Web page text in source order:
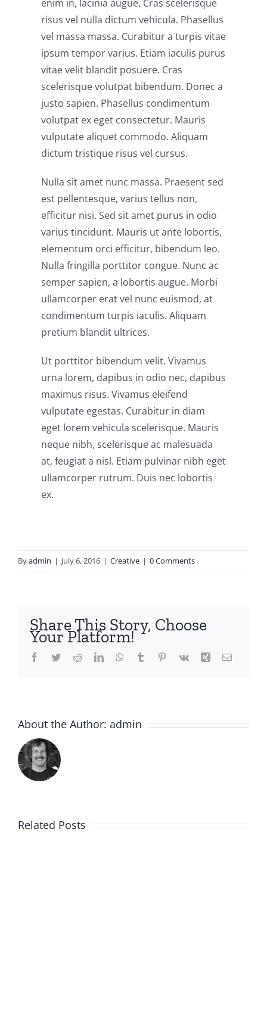
enim in, lacinia augue. Cras scelerisque
risus vel nulla dictum vehicula. Phasellus
vel massa massa. Curabitur a turpis vitae
ipsum tempor varius. Etiam iaculis purus
vitae velit blandit posuere. Cras
scelerisque volutpat bibendum. Donec a
justo sapien. Phasellus condimentum
volutpat ex eget consectetur. Mauris
vulputate aliquet commodo. Aliquam
dictum tristique risus vel cursus.
Nulla sit amet nunc massa. Praesent sed
est pellentesque, varius tellus non,
efficitur nisi. Sed sit amet purus in odio
varius tincidunt. Mauris ut ante lobortis,
elementum orci efficitur, bibendum leo.
Nulla fringilla porttitor congue. Nunc ac
semper sapien, a lobortis augue. Morbi
ullamcorper erat vel nunc euismod, at
condimentum turpis iaculis. Aliquam
pretium blandit ultrices.
Ut porttitor bibendum velit. Vivamus
urna lorem, dapibus in odio nec, dapibus
maximus risus. Vivamus eleifend
vulputate egestas. Curabitur in diam
eget lorem vehicula scelerisque. Mauris
neque nibh, scelerisque ac malesuada
at, feugiat a nisl. Etiam pulvinar nibh eget
ullamcorper rutrum. Duis nec lobortis
ex.
Byadmin | July 6, 2016 | Creative | 0 Comments
Share This Story, Choose
Your Platform!
Facebook
TwitterRedditLinkedInWhatsApp
Tumblr Pinterest
Vk Xing Email
About the Author: admin
Related Posts